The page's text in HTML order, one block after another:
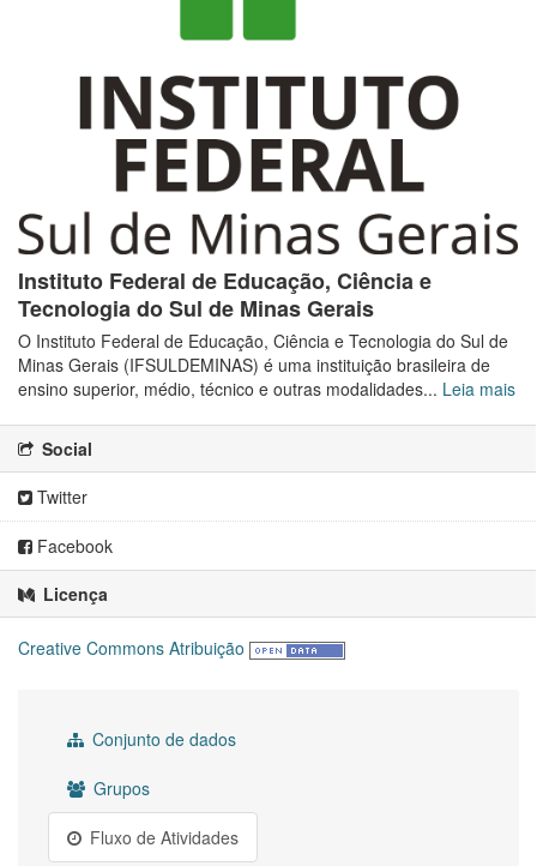
Instituto Federal de Educação, Ciência e
Tecnologia do Sul de Minas Gerais
O Instituto Federal de Educação, Ciência e Tecnologia do Sul de
Minas Gerais (IFSULDEMINAS) é uma instituição brasileira de
ensino superior, médio, técnico e outras modalidades... Leia mais
Social
Twitter
Facebook
Licença
Creative Commons Atribuição
Conjunto de dados
Grupos
Fluxo de Atividades